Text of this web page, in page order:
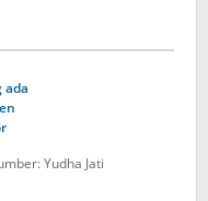
Yudha Jati